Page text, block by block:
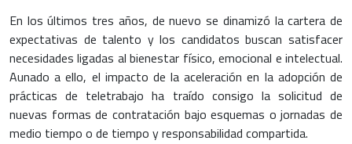
En los últimos tres años, de nuevo se dinamizó la cartera de
expectativas de talento y los candidatos buscan satisfacer
necesidades ligadas al bienestar físico, emocional e intelectual.
Aunado a ello, el impacto de la aceleración en la adopción de
prácticas de teletrabajo ha traído consigo la solicitud de
nuevas formas de contratación bajo esquemas o jornadas de
medio tiempo o de tiempo y responsabilidad compartida.